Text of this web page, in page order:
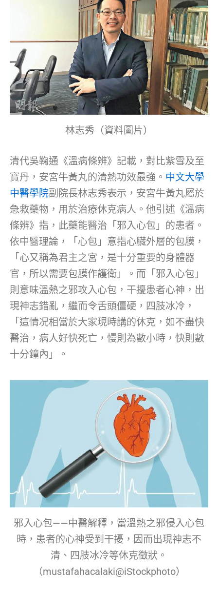
林志秀（資料圖片）
清代吳鞠通《溫病條辨》記載，對比紫雪及至
寶丹，安宮牛黃丸的清熱功效最強。 中文大學
中醫學院副院長林志秀表示，安宮牛黃丸屬於
急救藥物，用於治療休克病人。他引述《溫病
條辨》指，此藥能醫治「邪入心包」的患者。
依中醫理論，「心包」意指心臟外層的包膜，
「心又稱為君主之宮，是十分重要的身體器
官，所以需要包膜作護衛」。而「邪入心包」
則意味溫熱之邪攻入心包，干擾患者心神，出
現神志錯亂，繼而令舌頭僵硬，四肢冰冷，
「這情况相當於大家現時講的休克，如不盡快
醫治，病人好快死亡，慢則為數小時，快則數
十分鐘內」。
邪入心包——中醫解釋，當溫熱之邪侵入心包
時，患者的心神受到干擾，因而出現神志不
清、四肢冰冷等休克徵狀。
（mustafahacalaki@iStockphoto）